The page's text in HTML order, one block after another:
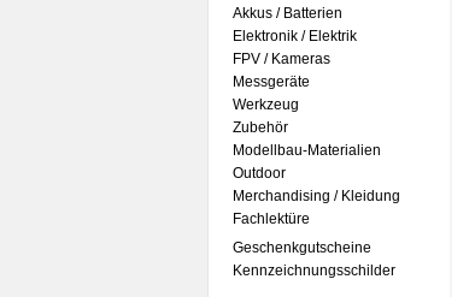
Akkus / Batterien
Elektronik / Elektrik
FPV / Kameras
Messgeräte
Werkzeug
Zubehör
Modellbau-Materialien
Outdoor
Merchandising / Kleidung
Fachlektüre
Geschenkgutscheine
Kennzeichnungsschilder